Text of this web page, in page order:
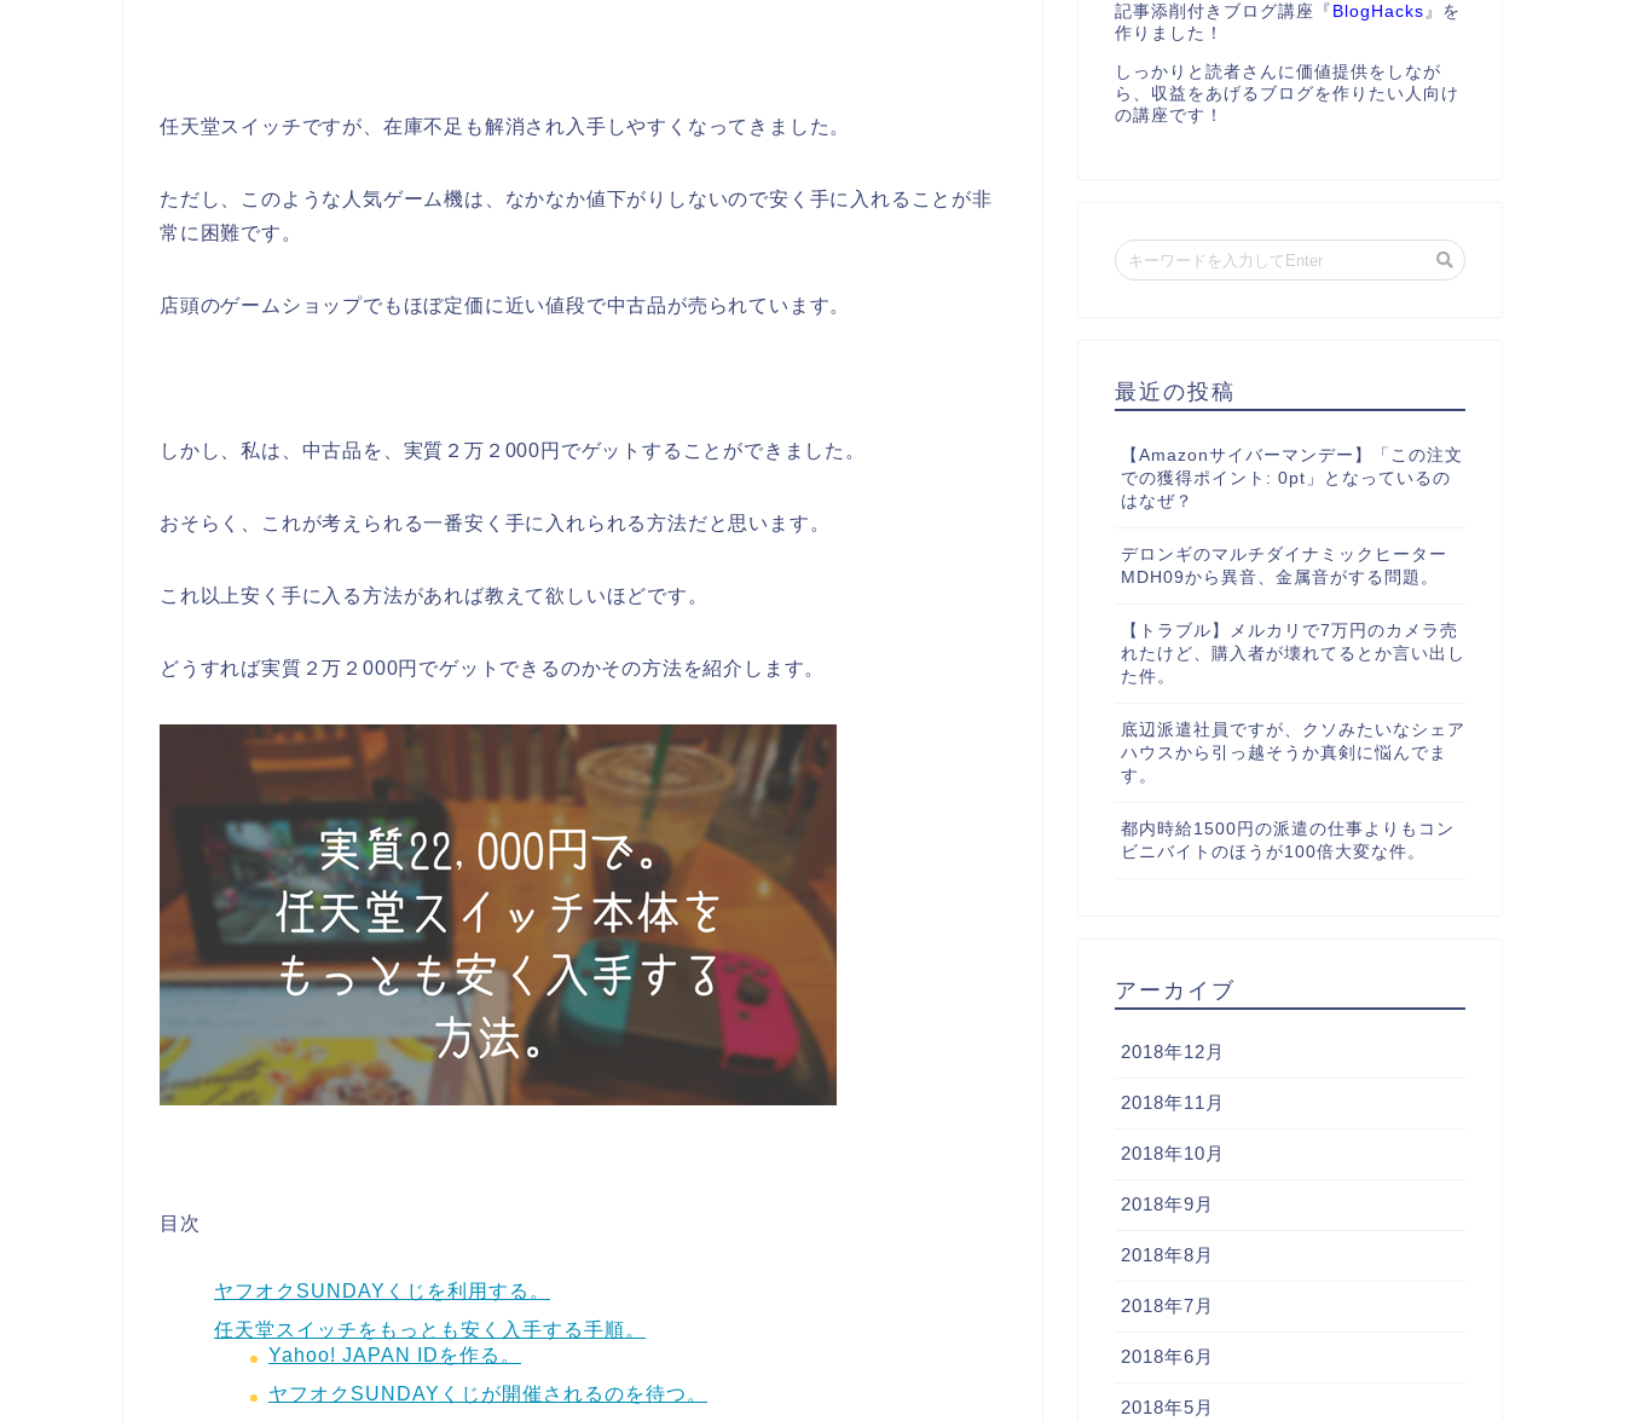
任天堂スイッチですが、在庫不足も解消され入手しやすくなってきました。
ただし、このような人気ゲーム機は、なかなか値下がりしないので安く手に入れることが非
常に困難です。
店頭のゲームショップでもほぼ定価に近い値段で中古品が売られています。
しかし、私は、中古品を、実質２万２000円でゲットすることができました。
おそらく、これが考えられる一番安く手に入れられる方法だと思います。
これ以上安く手に入る方法があれば教えて欲しいほどです。
どうすれば実質２万２000円でゲットできるのかその方法を紹介します。
目次
ヤフオクSUNDAYくじを利用する。
任天堂スイッチをもっとも安く入手する手順。
Yahoo! JAPAN IDを作る。
ヤフオクSUNDAYくじが開催されるのを待つ。
記事添削付きブログ講座『 BlogHacks 』を
作りました！
しっかりと読者さんに価値提供をしなが
ら、収益をあげるブログを作りたい人向け
の講座です！
最近の投稿
【Amazonサイバーマンデー】「この注文
での獲得ポイント: 0pt」となっているの
はなぜ？
デロンギのマルチダイナミックヒーター
MDH09から異音、金属音がする問題。
【トラブル】メルカリで7万円のカメラ売
れたけど、購入者が壊れてるとか言い出し
た件。
底辺派遣社員ですが、クソみたいなシェア
ハウスから引っ越そうか真剣に悩んでま
す。
都内時給1500円の派遣の仕事よりもコン
ビニバイトのほうが100倍大変な件。
アーカイブ
2018年12月
2018年11月
2018年10月
2018年9月
2018年8月
2018年7月
2018年6月
2018年5月